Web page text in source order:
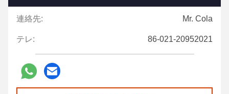
連絡先: Mr. Cola
テレ: 86-021-20952021